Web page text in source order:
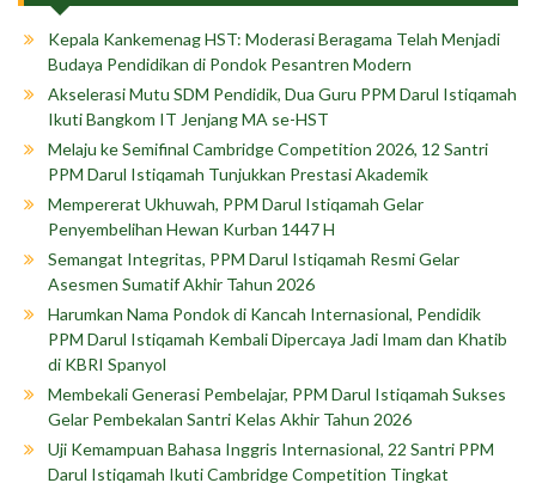
Kepala Kankemenag HST: Moderasi Beragama Telah Menjadi
Budaya Pendidikan di Pondok Pesantren Modern
Akselerasi Mutu SDM Pendidik, Dua Guru PPM Darul Istiqamah
Ikuti Bangkom IT Jenjang MA se-HST
Melaju ke Semifinal Cambridge Competition 2026, 12 Santri
PPM Darul Istiqamah Tunjukkan Prestasi Akademik
Mempererat Ukhuwah, PPM Darul Istiqamah Gelar
Penyembelihan Hewan Kurban 1447 H
Semangat Integritas, PPM Darul Istiqamah Resmi Gelar
Asesmen Sumatif Akhir Tahun 2026
Harumkan Nama Pondok di Kancah Internasional, Pendidik
PPM Darul Istiqamah Kembali Dipercaya Jadi Imam dan Khatib
di KBRI Spanyol
Membekali Generasi Pembelajar, PPM Darul Istiqamah Sukses
Gelar Pembekalan Santri Kelas Akhir Tahun 2026
Uji Kemampuan Bahasa Inggris Internasional, 22 Santri PPM
Darul Istiqamah Ikuti Cambridge Competition Tingkat